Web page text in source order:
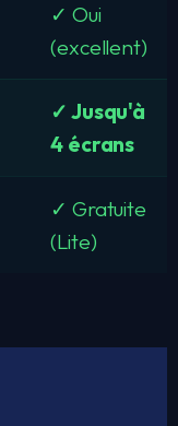
✓ Oui
(excellent)
✓ Jusqu'à
4 écrans
✓ Gratuite
(Lite)